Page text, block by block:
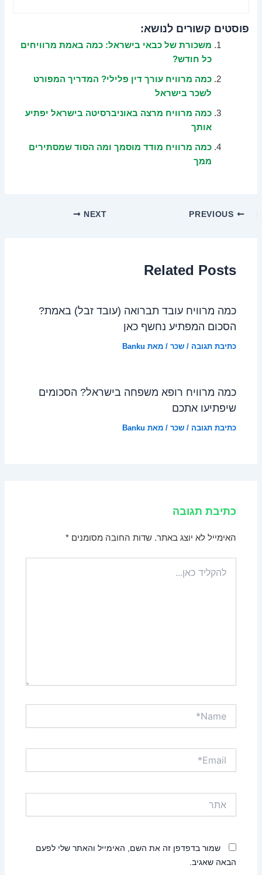
פוסטים קשורים לנושא:
משכורת של כבאי בישראל: כמה באמת מרוויחים
כל חודש?
כמה מרוויח עורך דין פלילי? המדריך המפורט
לשכר בישראל
כמה מרוויח מרצה באוניברסיטה בישראל יפתיע
אותך
כמה מרוויח מודד מוסמך ומה הסוד שמסתירים
ממך
NEXT
Related Posts
כמה מרוויח עובד תברואה (עובד זבל) באמת?
הסכום המפתיע נחשף כאן
כתיבת תגובה /שכר / מאת Banku
כמה מרוויח רופא משפחה בישראל? הסכומים
שיפתיעו אתכם
כתיבת תגובה /שכר / מאת Banku
כתיבת תגובה
האימייל לא יוצג באתר. שדות החובה מסומנים*
כאן...
שמור בדפדפן זה את השם, האימייל והאתר שלי לפעם
הבאה שאגיב.